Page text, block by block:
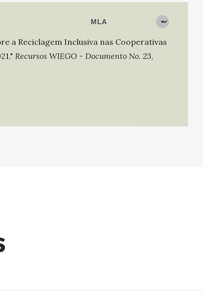
a Reciclagem Inclusiva nas Cooperativas
Recursos WIEGO - Documento No. 23,